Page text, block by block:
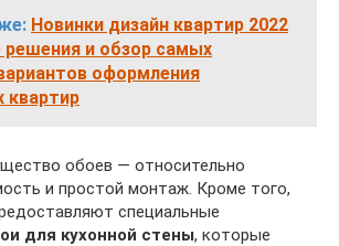
Новинки дизайн квартир 2022
решения и обзор самых
оформления
квартир
обоев — относительно
и простой монтаж. Кроме того,
специальные
для кухонной стены, которые